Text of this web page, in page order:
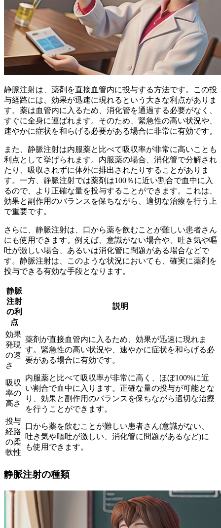
静脈注射は、薬剤を直接血管内に投与する方法です。この投
与経路には、 効果が迅速に現れる という大きな利点がありま
す。薬は血管内に入るため、消化管を通過する必要がなく、
すぐに全身に運ばれます。そのため、緊急性の高い状況や、
速やかに症状を和らげる必要がある場合に非常に有効です。
また、静脈注射は内服薬と比べて吸収率が非常に高いことも
利点として挙げられます。内服薬の場合、消化管で分解され
たり、吸収されずに体外に排出されたりすることがありま
す。一方、静脈注射では薬剤は100％に近い割合で血中に入
るので、より正確な量を投与することができます。これは、
効果と副作用のバランスを保ちながら、適切な治療を行う上
で重要です。
さらに、静脈注射は、 口から薬を飲むことが難しい患者さん
にも使用できます。例えば、意識がない場合や、吐き気や嘔
吐が激しい場合、あるいは消化管に問題がある場合などで
す。静脈注射は、このような状況においても、確実に薬剤を
投与できる有効な手段となります。
静脈
注射
の利
点
説明
効果
発現
の速
さ
薬剤が直接血管内に入るため、効果が迅速に現れま
す。緊急性の高い状況や、速やかに症状を和らげる必
要がある場合に有効です。
吸収
率の
高さ
内服薬と比べて吸収率が非常に高く、ほぼ100%に近
い割合で血中に入ります。正確な量の投与が可能とな
り、効果と副作用のバランスを保ちながら適切な治療
を行うことができます。
投与
経路
の柔
軟性
口から薬を飲むことが難しい患者さん(意識がない、
吐き気や嘔吐が激しい、消化管に問題があるなど)に
も使用できます。
静脈注射の種類